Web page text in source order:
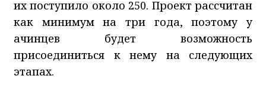
их поступило около 250. Проект рассчитан
как минимум на три года, поэтому у
ачинцев будет возможность
присоединиться к нему на следующих
этапах.